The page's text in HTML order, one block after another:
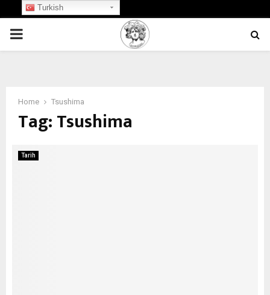
PRIMARY
Home Tsushima
Tag:Tsushima
Tarih
Turkish